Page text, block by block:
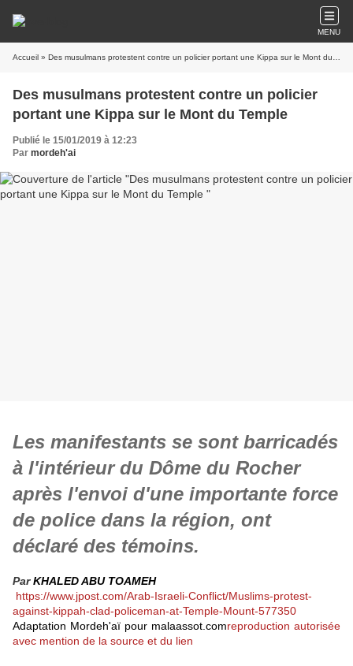
MENU
Accueil » Des musulmans protestent contre un policier portant une Kippa sur le Mont du Temple
Des musulmans protestent contre un policier
portant une Kippa sur le Mont du Temple
Publié le 15/01/2019 à 12:23
Par mordeh'ai
Les manifestants se sont barricadés
à l'intérieur du Dôme du Rocher
après l'envoi d'une importante force
de police dans la région, ont
déclaré des témoins.
ParKHALED ABU TOAMEH
https://www.jpost.com/Arab-Israeli-Conflict/Muslims-protest-
against-kippah-clad-policeman-at-Temple-Mount-577350
Adaptation Mordeh'aï pour malaassot.comreproduction autorisée
avec mention de la source et du lien